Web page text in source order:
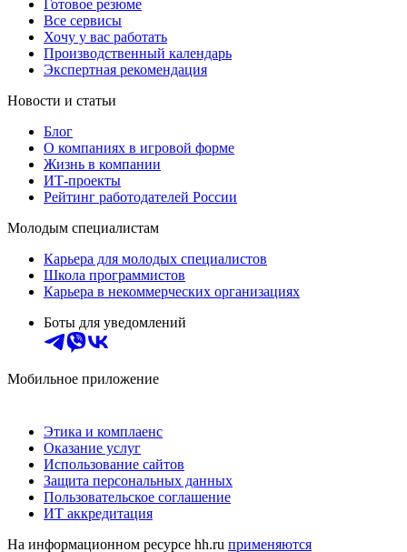
Готовое резюме
Все сервисы
Хочу у вас работать
Производственный календарь
Экспертная рекомендация
Новости и статьи
Блог
О компаниях в игровой форме
Жизнь в компании
ИТ-проекты
Рейтинг работодателей России
Молодым специалистам
Карьера для молодых специалистов
Школа программистов
Карьера в некоммерческих организациях
Боты для уведомлений
Мобильное приложение
Этика и комплаенс
Оказание услуг
Использование сайтов
Защита персональных данных
Пользовательское соглашение
ИТ аккредитация
На информационном ресурсе hh.ru применяются